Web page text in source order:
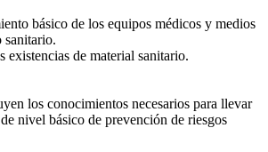
básico de los equipos médicos y medios
sanitario.
existencias de material sanitario.
los conocimientos necesarios para llevar
nivel básico de prevención de riesgos